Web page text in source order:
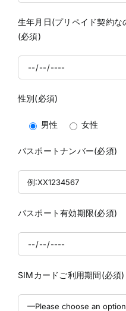
生年月日(プリペイド契約
(必須)
性別(必須)
男性 女性
パスポートナンバー(必須)
パスポート有効期限(必須)
SIMカードご利用期間(必須)